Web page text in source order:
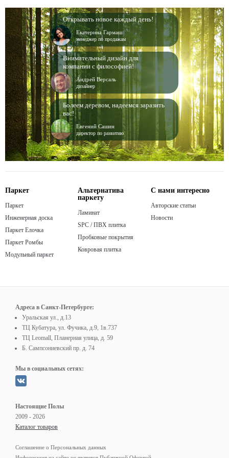
Открывать новое каждый день!
Екатерина Гармаш
менеджер по продажам
Внимательный дизайн для
компании с философией!
Андрей Версаль
дизайнер
Болеем деревом, надеемся заразить
вас!
Евгений Сашин
директор по развитию
Паркет
Паркет
Инженерная доска
Паркет Елочка
Паркет Ромбы
Модульный паркет
Альтернатива
паркету
Ламинат
SPC / ПВХ плитка
Пробковые покрытия
Ковровая плитка
С нами интересно
Авторские статьи
Новости
Адреса в Санкт-Петербурге:
Уральская ул., д.13
ТЦ Кубатура, ул. Фучика, д.9, 1в.737
ТЦ Leomall, Планерная улица, д. 59
Б. Сампсониевский пр. д. 74
Мы в социальных сетях:
Настоящие Полы
2009 - 2026
Каталог товаров
Соглашение о Персональных данных